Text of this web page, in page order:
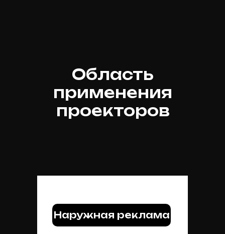
Область
применения
проекторов
Наружная реклама